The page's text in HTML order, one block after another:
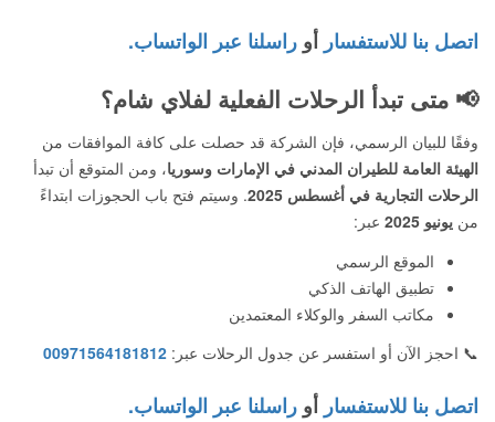
اتصل بنا للاستفسار أو راسلنا عبر الواتساب.
📢 متى تبدأ الرحلات الفعلية لفلاي شام؟
وفقًا للبيان الرسمي، فإن الشركة قد حصلت على كافة الموافقات من
الهيئة العامة للطيران المدني في الإمارات وسوريا، ومن المتوقع أن تبدأ
الرحلات التجارية في أغسطس 2025
. وسيتم فتح باب الحجوزات ابتداءً
من يونيو 2025
عبر:
الموقع الرسمي
تطبيق الهاتف الذكي
مكاتب السفر والوكلاء المعتمدين
📞 احجز الآن أو استفسر عن جدول الرحلات عبر: 00971564181812
اتصل بنا للاستفسار أو راسلنا عبر الواتساب.